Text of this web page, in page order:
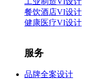
餐饮酒店VI设计
健康医疗VI设计
服务
品牌全案设计